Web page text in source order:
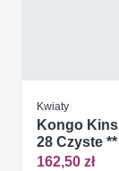
Kwiaty
Kongo
28 Czyste **
162,50 zł